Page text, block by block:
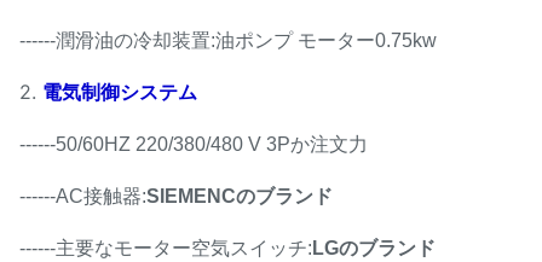
------潤滑油の冷却装置:油ポンプ モーター0.75kw
2. 電気制御システム
------50/60HZ 220/380/480 V 3Pか注文力
------AC接触器:SIEMENCのブランド
------主要なモーター空気スイッチ: LGのブランド